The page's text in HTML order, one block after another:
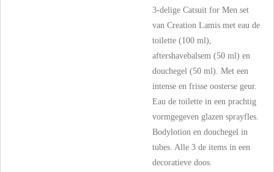
3-delige Catsuit for Men set
van Creation Lamis met eau de
toilette (100 ml),
aftershavebalsem (50 ml) en
douchegel (50 ml). Met een
intense en frisse oosterse geur.
Eau de toilette in een prachtig
vormgegeven glazen sprayfles.
Bodylotion en douchegel in
tubes. Alle 3 de items in een
decoratieve doos.